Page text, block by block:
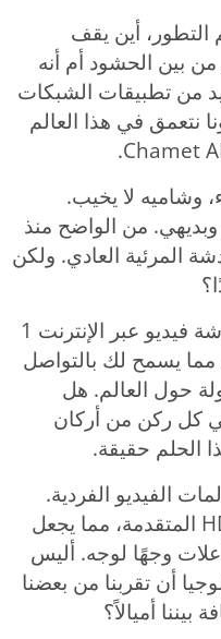
التطور، أين يقف
بين الحشود أم أنه
من تطبيقات الشبكات
نتعمق في هذا العالم
وشاميه لا يخيب.
من الواضح منذ
المرئية العادي. ولكن
تطبيق Chamet هو تطبيق دردشة فيديو عبر الإنترنت 1
مما يسمح لك بالتواصل
من أكثر من 150 دولة حول العالم. هل
كل ركن من أركان
الحلم حقيقة.
الفيديو الفردية.
الجودة استثنائية، بفضل تقنية HD المتقدمة، مما يجعل
وجهًا لوجه. أليس
أن تقربنا من بعضنا
أميالاً؟